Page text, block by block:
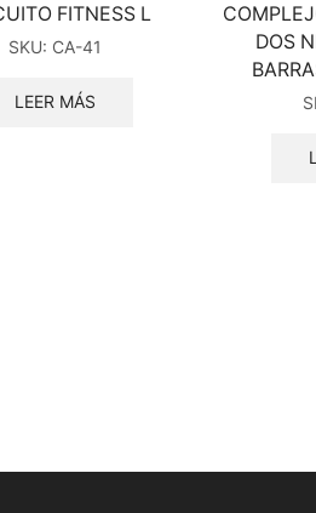
FITNESS L
SKU: CA-41
LEER MÁS
DOS